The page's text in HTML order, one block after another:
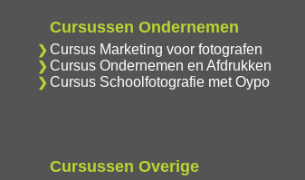
Cursussen Ondernemen
Cursus Marketing voor fotografen
Cursus Ondernemen en Afdrukken
Cursus Schoolfotografie met Oypo
Cursussen Overige